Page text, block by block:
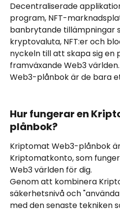
Decentraliserade
program, NFT-
banbrytande tillämpningar
kryptovaluta, NFT:er och
nyckeln till att skapa sig en
framväxande Web3
Web3-plånbok är de bara
Hur fungerar en
plånbok?
Kriptomat Web3-plånbok
Kriptomatkonto, som
Web3 världen för dig.
Genom att kombinera
säkerhetsnivå och
med den senaste tekniken